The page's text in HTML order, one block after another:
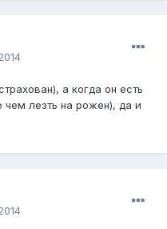
а когда он есть
лезть на рожен), да и